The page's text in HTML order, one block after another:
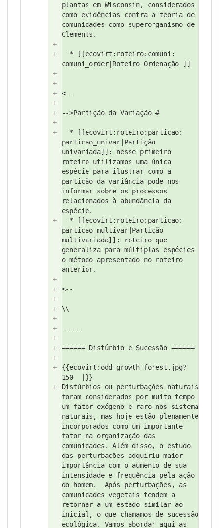
plantas em Wisconsin, considerados
como evidências contra a teoria de
comunidades como superorganismo de
Clements.
+
+
* [[ecovirt: roteiro: comuni:
comuni_order|Roteiro Ordenação ]]
+
+
+
<--
+
+
-->Partição da Variação #
+
+
* [[ecovirt: roteiro: particao:
particao_univar|Partição
univariada]]:
nesse primeiro
roteiro utilizamos uma única
espécie para ilustrar como a
partição da variância pode nos
informar sobre os processos
relacionados à abundância da
espécie.
+
* [[ecovirt: roteiro: particao:
particao_multivar|Partição
multivariada]]:
roteiro que
generaliza para múltiplas espécies
o método apresentado no roteiro
anterior.
+
+
<--
+
+
\\
+
+
-----
+
+
====== Distúrbio e Sucessão ======
+
+
{{ecovirt: odd-growth-forest.jpg?
150
|}}
+
Distúrbios ou perturbações naturais
foram considerados por muito tempo
um fator exógeno e raro nos sistema
naturais, mas hoje estão plenamente
incorporados como um importante
fator na organização das
comunidades. Além disso, o estudo
das perturbações adquiriu maior
importância com o aumento de sua
intensidade e frequência pela ação
do homem.
Após perturbações,
as
comunidades vegetais tendem a
retornar a um estado similar ao
inicial, o que chamamos de sucessão
ecológica. Vamos abordar aqui as